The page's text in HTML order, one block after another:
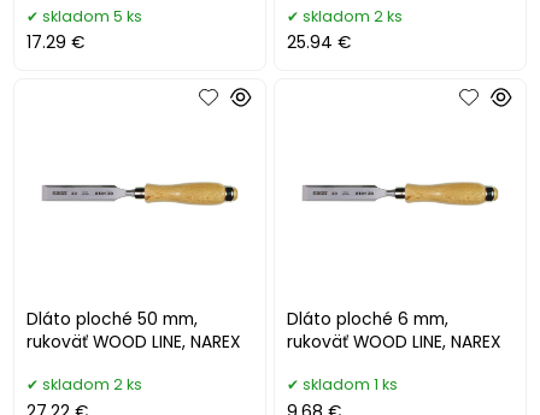
skladom 5 ks
17.29 €
skladom 2 ks
25.94 €
Dláto ploché 50 mm,
rukoväť WOOD LINE, NAREX
skladom 2 ks
Dláto ploché 6 mm,
rukoväť WOOD LINE, NAREX
skladom 1 ks